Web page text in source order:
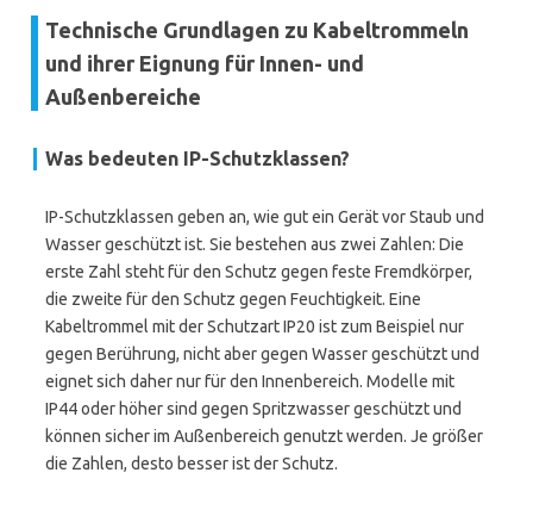
Technische Grundlagen zu Kabeltrommeln
und ihrer Eignung für Innen- und
Außenbereiche
Was bedeuten IP-Schutzklassen?
IP-Schutzklassen geben an, wie gut ein Gerät vor Staub und
Wasser geschützt ist. Sie bestehen aus zwei Zahlen: Die
erste Zahl steht für den Schutz gegen feste Fremdkörper,
die zweite für den Schutz gegen Feuchtigkeit. Eine
Kabeltrommel mit der Schutzart IP20 ist zum Beispiel nur
gegen Berührung, nicht aber gegen Wasser geschützt und
eignet sich daher nur für den Innenbereich. Modelle mit
IP44 oder höher sind gegen Spritzwasser geschützt und
können sicher im Außenbereich genutzt werden. Je größer
die Zahlen, desto besser ist der Schutz.